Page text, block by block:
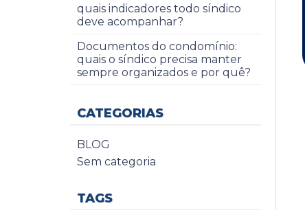
quais indicadores todo síndico
deve acompanhar?
Documentos do condomínio:
quais o síndico precisa manter
sempre organizados e por quê?
CATEGORIAS
BLOG
Sem categoria
TAGS